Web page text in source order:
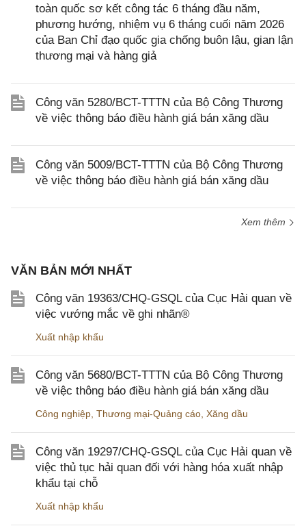
toàn quốc sơ kết công tác 6 tháng đầu năm,
phương hướng, nhiệm vụ 6 tháng cuối năm 2026
của Ban Chỉ đạo quốc gia chống buôn lậu, gian lận
thương mại và hàng giả
Công văn 5280/BCT-TTTN của Bộ Công Thương
về việc thông báo điều hành giá bán xăng dầu
Công văn 5009/BCT-TTTN của Bộ Công Thương
về việc thông báo điều hành giá bán xăng dầu
Xem thêm
VĂN BẢN MỚI NHẤT
Công văn 19363/CHQ-GSQL của Cục Hải quan về
việc vướng mắc về ghi nhãn®
Xuất nhập khẩu
Công văn 5680/BCT-TTTN của Bộ Công Thương
về việc thông báo điều hành giá bán xăng dầu
Công nghiệp Thương mại-Quảng cáo Xăng dầu
Công văn 19297/CHQ-GSQL của Cục Hải quan về
việc thủ tục hải quan đối với hàng hóa xuất nhập
khẩu tại chỗ
Xuất nhập khẩu